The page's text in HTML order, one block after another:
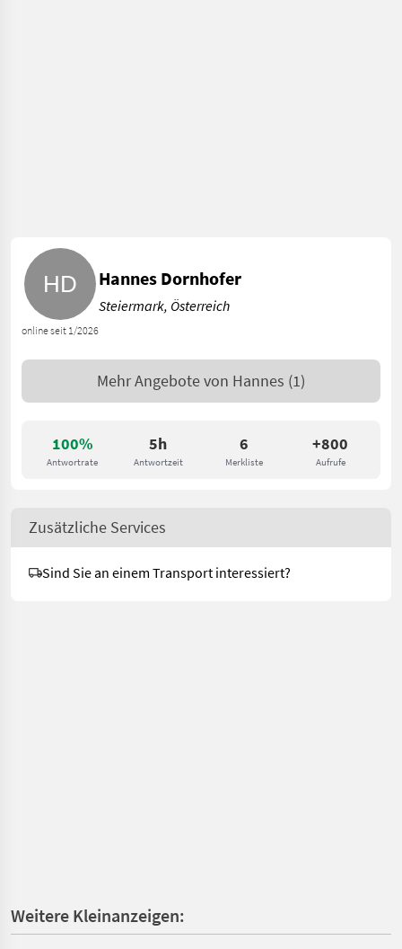
100%
Antwortrate
5h
Antwortzeit
6
Merkliste
+800
Aufrufe
online seit 1/2026
Hannes Dornhofer
Steiermark, Österreich
Mehr Angebote von Hannes (1)
Zusätzliche Services
Sind Sie an einem Transport interessiert?
Weitere Kleinanzeigen: